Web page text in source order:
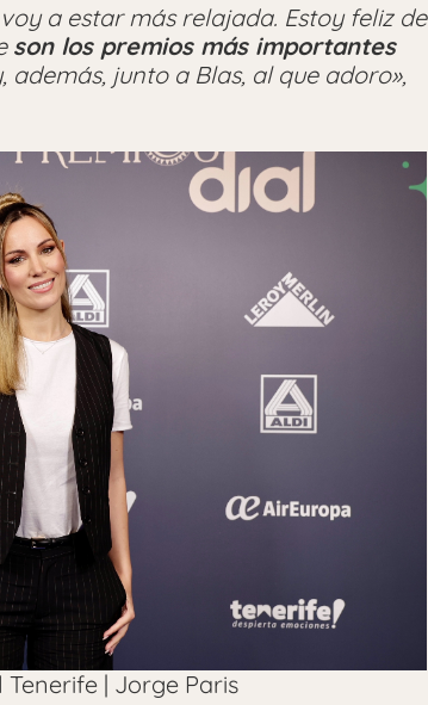
a estar más relajada. Estoy feliz de
son los premios más importantes
junto a Blas, al que adoro»,
| Jorge Paris